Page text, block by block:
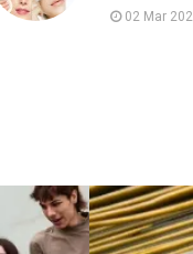
Şile bezi
02 Mar